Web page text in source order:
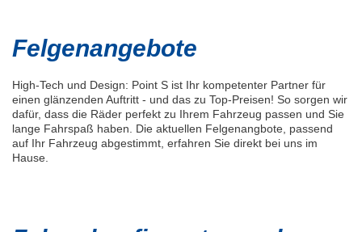
Felgenangebote
High-Tech und Design: Point S ist Ihr kompetenter Partner für
einen glänzenden Auftritt - und das zu Top-Preisen! So sorgen wir
dafür, dass die Räder perfekt zu Ihrem Fahrzeug passen und Sie
lange Fahrspaß haben. Die aktuellen Felgenangbote, passend
auf Ihr Fahrzeug abgestimmt, erfahren Sie direkt bei uns im
Hause.